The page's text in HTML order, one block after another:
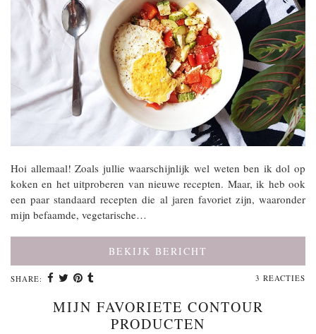
Hoi allemaal! Zoals jullie waarschijnlijk wel weten ben ik dol op
koken en het uitproberen van nieuwe recepten. Maar, ik heb ook
een paar standaard recepten die al jaren favoriet zijn, waaronder
mijn befaamde, vegetarische…
BEKIJK BERICHT
SHARE: 3 REACTIES
MIJN FAVORIETE CONTOUR
PRODUCTEN